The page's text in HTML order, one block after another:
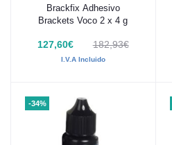
Añadir al carrito
Brackfix Adhesivo
Brackets Voco 2 x 4 g
127,60€ 182,93€
I.V.A Incluido
-34%